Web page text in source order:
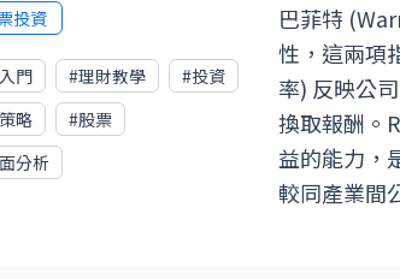
投資
門 #理財教學 #投資
略 #股票
分析
巴菲特
性，這兩項
率) 反映公
換取報酬。
益的能力，
較同產業間